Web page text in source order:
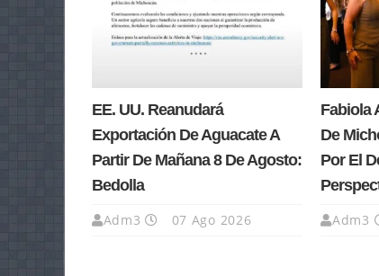
EE. UU. Reanudará
Exportación De Aguacate A
Partir De Mañana 8 De Agosto:
Bedolla
Adm3 07 Ago 2026
Fabiola
De
Por El
Adm3